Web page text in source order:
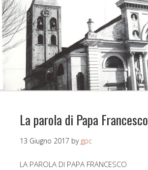
La parola di Papa Francesco
13 Giugno 2017 by gpc
LA PAROLA DI PAPA FRANCESCO